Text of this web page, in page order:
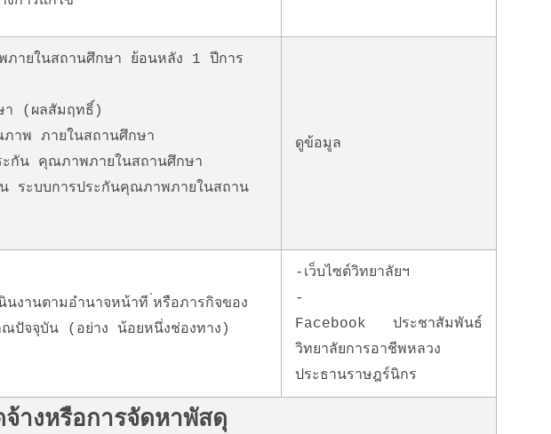
ภายในสถานศึกษา ย้อนหลัง 1 ปีการ
(ผลสัมฤทธิ์)
าพ ภายในสถานศึกษา
กัน คุณภาพภายในสถานศึกษา
ะบบการประกันคุณภาพภายในสถาน
ดูข้อมูล
งานตามอำนาจหน้าที ่หรือภารกิจของ
ณปัจจุบัน (อย่าง น้อยหนึ่งช่องทาง)
- เว็บไซต์วิทยาลัยฯ
-
Facebook
ประชาสัมพันธ์
วิทยาลัยการอาชีพหลวง
ประธานราษฎร์นิกร
งหรือการจัดหาพัสดุ